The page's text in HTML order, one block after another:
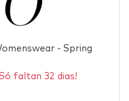
- Spring
faltan 32 dias!